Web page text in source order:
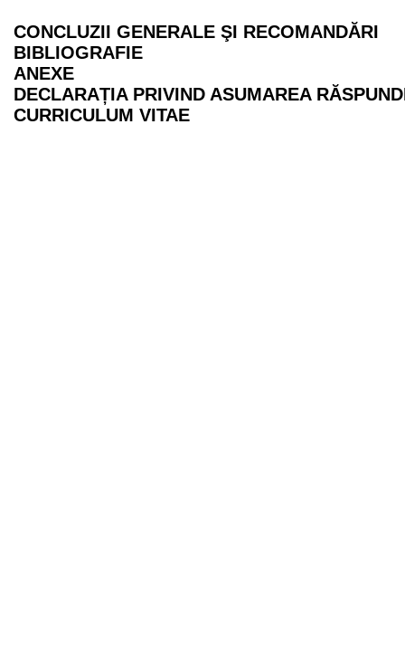
CONCLUZII GENERALE ŞI RECOMANDĂRI
BIBLIOGRAFIE
ANEXE
DECLARAȚIA PRIVIND ASUMAREA
CURRICULUM VITAE